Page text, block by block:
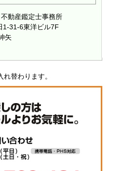
動産鑑定士事務所
1-31-6東洋ビル7F
矢
替わります。